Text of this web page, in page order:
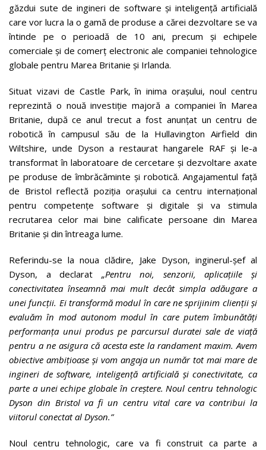
găzdui sute de ingineri de software și inteligență artificială
care vor lucra la o gamă de produse a cărei dezvoltare se va
întinde pe o perioadă de 10 ani, precum și echipele
comerciale și de comerț electronic ale companiei tehnologice
globale pentru Marea Britanie și Irlanda.
Situat vizavi de Castle Park, în inima orașului, noul centru
reprezintă o nouă investiție majoră a companiei în Marea
Britanie, după ce anul trecut a fost anunțat un centru de
robotică în campusul său de la Hullavington Airfield din
Wiltshire, unde Dyson a restaurat hangarele RAF și le-a
transformat în laboratoare de cercetare și dezvoltare axate
pe produse de îmbrăcăminte și robotică. Angajamentul față
de Bristol reflectă poziția orașului ca centru internațional
pentru competențe software și digitale și va stimula
recrutarea celor mai bine calificate persoane din Marea
Britanie și din întreaga lume.
Referindu-se la noua clădire, Jake Dyson, inginerul-șef al
Dyson, a declarat „Pentru noi, senzorii, aplicațiile și
conectivitatea înseamnă mai mult decât simpla adăugare a
unei funcții. Ei transformă modul în care ne sprijinim clienții și
evaluăm în mod autonom modul în care putem îmbunătăți
performanța unui produs pe parcursul duratei sale de viață
pentru a ne asigura că acesta este la randament maxim. Avem
obiective ambițioase și vom angaja un număr tot mai mare de
ingineri de software, inteligență artificială și conectivitate, ca
parte a unei echipe globale în creștere. Noul centru tehnologic
Dyson din Bristol va fi un centru vital care va contribui la
viitorul conectat al Dyson.”
Noul centru tehnologic, care va fi construit ca parte a